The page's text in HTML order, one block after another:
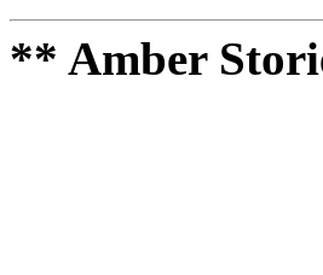
** Amber